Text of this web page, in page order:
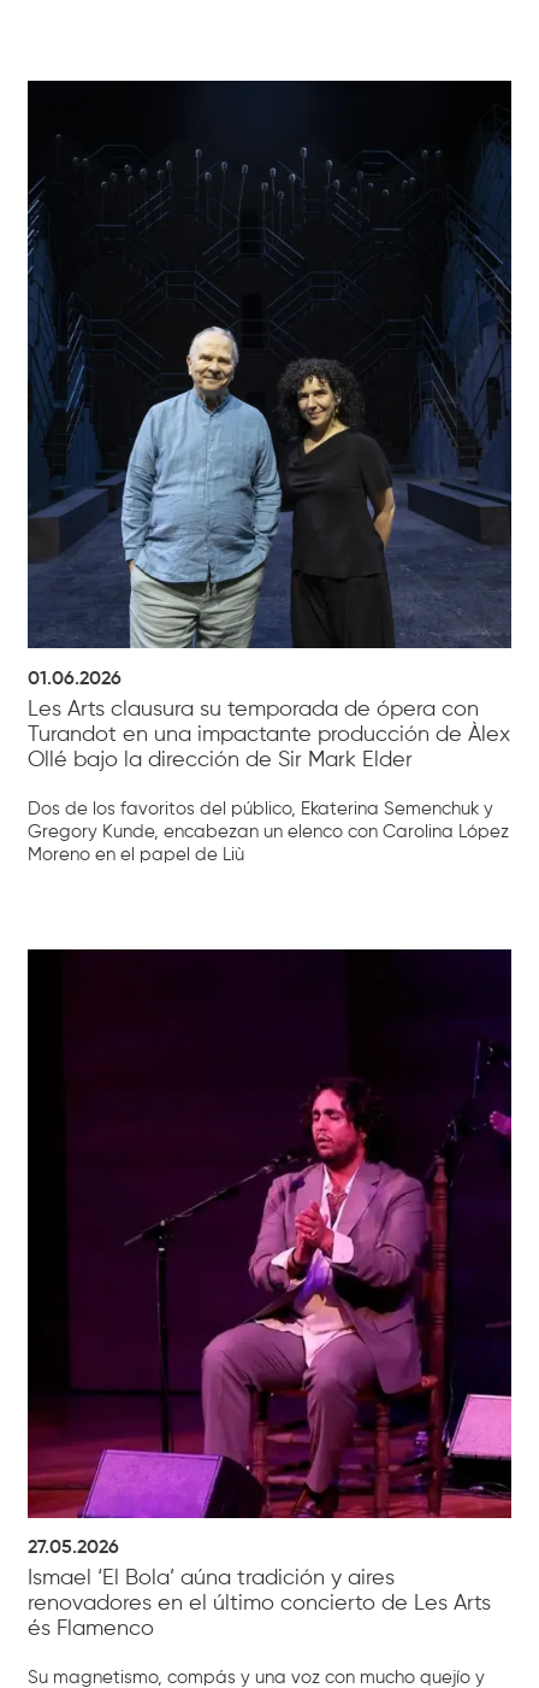
01.06.2026
Les Arts clausura su temporada de ópera con
Turandot en una impactante producción de Àlex
Ollé bajo la dirección de Sir Mark Elder
Dos de los favoritos del público, Ekaterina Semenchuk y
Gregory Kunde, encabezan un elenco con Carolina López
Moreno en el papel de Liù
27.05.2026
Ismael ‘El Bola’ aúna tradición y aires
renovadores en el último concierto de Les Arts
és Flamenco
Su magnetismo, compás y una voz con mucho quejío y